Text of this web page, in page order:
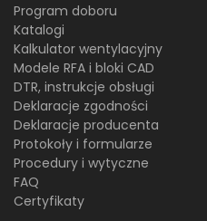
Program doboru
Katalogi
Kalkulator wentylacyjny
Modele RFA i bloki CAD
DTR, instrukcje obsługi
Deklaracje zgodności
Deklaracje producenta
Protokoły i formularze
Procedury i wytyczne
FAQ
Certyfikaty